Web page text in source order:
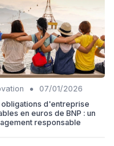
•
07/01/2026
obligations d'entreprise
en euros de BNP : un
responsable